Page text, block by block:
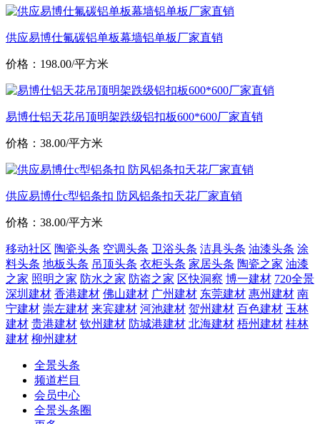
供应易博仕氟碳铝单板幕墙铝单板厂家直销
价格：198.00/平方米
易博仕铝天花吊顶明架跌级铝扣板600*600厂家直销
价格：38.00/平方米
供应易博仕c型铝条扣 防风铝条扣天花厂家直销
价格：38.00/平方米
移动社区 陶瓷头条 空调头条 卫浴头条 洁具头条 油漆头条 涂
料头条 地板头条 吊顶头条 衣柜头条 家居头条 陶瓷之家 油漆
之家 照明之家 防水之家 防盗之家 区快洞察 博一建材 720全景
深圳建材 香港建材 佛山建材 广州建材 东莞建材 惠州建材 南
宁建材 崇左建材 来宾建材 河池建材 贺州建材 百色建材 玉林
建材 贵港建材 钦州建材 防城港建材 北海建材 梧州建材 桂林
建材 柳州建材
全景头条
频道栏目
会员中心
全景头条圈